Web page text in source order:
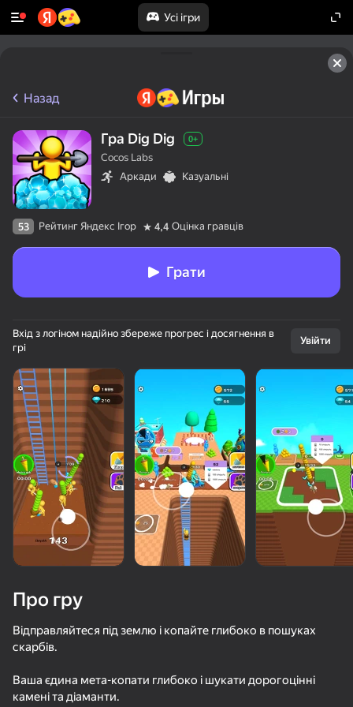
Усі ігри
50+ топ-ігор, у які грають
навіть ті, хто «не грає»
Высокий парень: забег
64
Mine Rush 3D
70
65
Назад
Гра Dig Dig 0+
Cocos Labs
Аркади
Казуальні
53 Рейтинг Яндекс Ігор 4,4 Оцінка гравців
Грати
Вхід з логіном надійно збереже прогрес і досягнення в
грі
Увійти
Про гру
Відправляйтеся під землю і копайте глибоко в пошуках
скарбів.
Ваша єдина мета-копати глибоко і шукати дорогоцінні
камені та діаманти.